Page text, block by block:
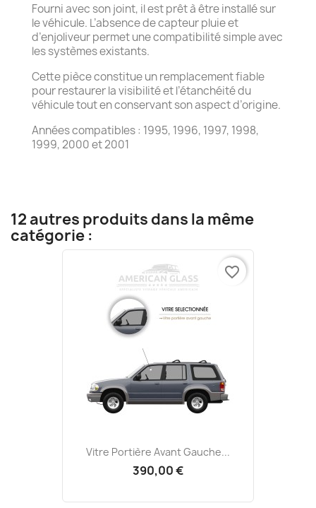
Fourni avec son joint, il est prêt à être installé sur
le véhicule. L’absence de capteur pluie et
d’enjoliveur permet une compatibilité simple avec
les systèmes existants.
Cette pièce constitue un remplacement fiable
pour restaurer la visibilité et l’étanchéité du
véhicule tout en conservant son aspect d’origine.
Années compatibles : 1995, 1996, 1997, 1998,
1999, 2000 et 2001
12 autres produits dans la même
catégorie :
Vitre Portière Avant Gauche...
390,00 €
favorite_border